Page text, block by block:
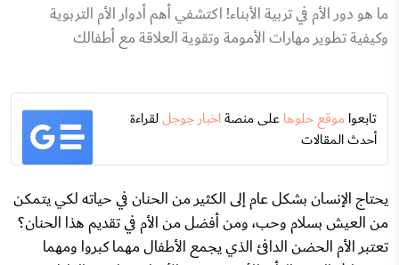
ما هو دور الأم في تربية الأبناء! اكتشفي أهم أدوار الأم التربوية
وكيفية تطوير مهارات الأمومة وتقوية العلاقة مع أطفالك
تابعواموقع حلوهاعلى منصةاخبار جوجللقراءة
أحدث المقالات
يحتاج الإنسان بشكل عام إلى الكثير من الحنان في حياته لكي يتمكن
من العيش بسلام وحب، ومن أفضل من الأم في تقديم هذا الحنان؟
تعتبر الأم الحضن الدافئ الذي يجمع الأطفال مهما كبروا ومهما